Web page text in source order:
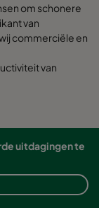
om schonere
van
commerciële en
van
het milieu ten
voor onze
zijn.
tot levering en
met de
om ons heen.
uitdagingen te